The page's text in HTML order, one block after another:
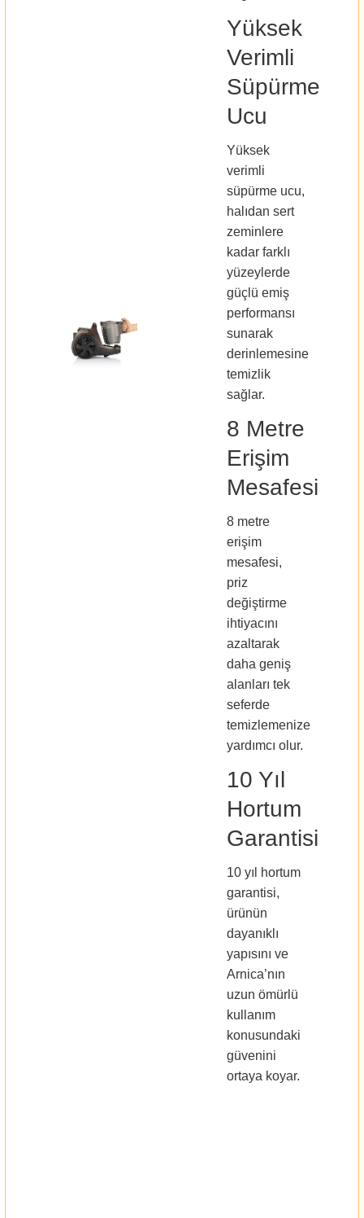
Yüksek
Verimli
Süpürme
Ucu
Yüksek
verimli
süpürme ucu,
halıdan sert
zeminlere
kadar farklı
yüzeylerde
güçlü emiş
performansı
sunarak
derinlemesine
temizlik
sağlar.
8 Metre
Erişim
Mesafesi
8 metre
erişim
mesafesi,
priz
değiştirme
ihtiyacını
azaltarak
daha geniş
alanları tek
seferde
temizlemenize
yardımcı olur.
10 Yıl
Hortum
Garantisi
10 yıl hortum
garantisi,
ürünün
dayanıklı
yapısını ve
Arnica’nın
uzun ömürlü
kullanım
konusundaki
güvenini
ortaya koyar.